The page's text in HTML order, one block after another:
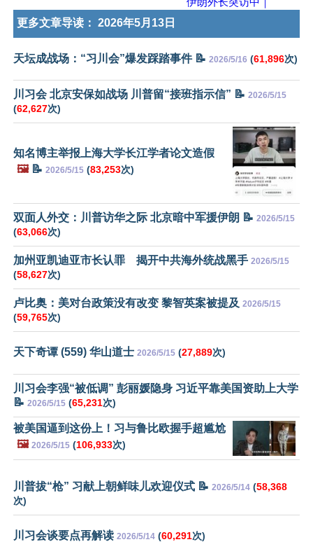
更多文章导读： 2026年5月13日
天坛成战场：“习川会”爆发踩踏事件 📝 2026/5/16 (61,896次)
川习会 北京安保如战场 川普留“接班指示信” 📝 2026/5/15
(62,627次)
知名博主举报上海大学长江学者论文造假
🖼️📝 2026/5/15 (83,253次)
双面人外交：川普访华之际 北京暗中军援伊朗 📝 2026/5/15
(63,066次)
加州亚凯迪亚市长认罪 揭开中共海外统战黑手 2026/5/15
(58,627次)
卢比奥：美对台政策没有改变 黎智英案被提及 2026/5/15
(59,765次)
天下奇谭 (559) 华山道士 2026/5/15 (27,889次)
川习会李强“被低调” 彭丽媛隐身 习近平靠美国资助上大学
📝 2026/5/15 (65,231次)
被美国逼到这份上！习与鲁比欧握手超尴尬
🖼️ 2026/5/15 (106,933次)
川普拔“枪” 习献上朝鲜味儿欢迎仪式 📝 2026/5/14 (58,368
次)
川习会谈要点再解读 2026/5/14 (60,291次)